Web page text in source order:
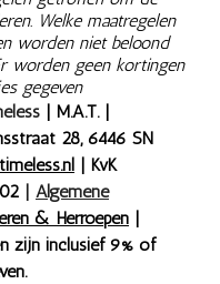
Welke maatregelen
worden niet beloond
worden geen kortingen
gegeven
| M.A.T. |
28, 6446 SN
| KvK
Algemene
& Herroepen
zijn inclusief 9% of